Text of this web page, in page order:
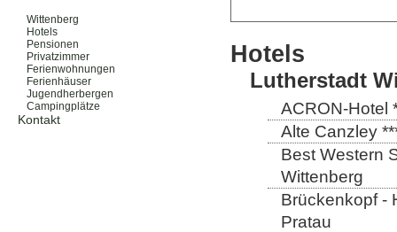
Wittenberg
Hotels
Pensionen
Privatzimmer
Ferienwohnungen
Ferienhäuser
Jugendherbergen
Campingplätze
Kontakt
Hotels
Lutherstadt
ACRON-Hotel
Alte Canzley
Best Western
Wittenberg
Brückenkopf -
Pratau